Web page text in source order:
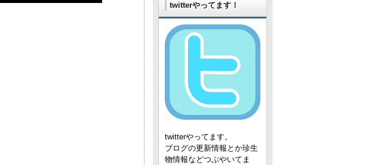
twitterやってます！
twitterやってます。
ブログの更新情報とか珍生
物情報などつぶやいてま